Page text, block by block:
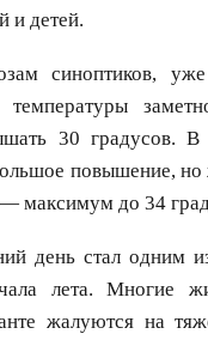
и детей.
синоптиков,
температуры
30 градусов.
повышение, но
— максимум до 34
день стал одним
лета. Многие
жалуются на